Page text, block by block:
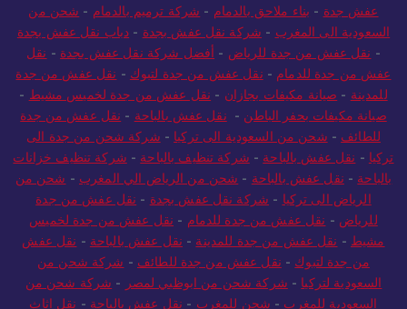
عفش جدة - بناء ملاحق بالدمام - شركة ترميم بالدمام - شحن من
السعودية الى المغرب - شركة نقل عفش بجدة - دباب نقل عفش بجدة
- نقل عفش من جدة للرياض - أفضل شركة نقل عفش بجدة - نقل
عفش من جدة للدمام - نقل عفش من جدة لتبوك - نقل عفش من جدة
للمدينة - صيانة مكيفات بجازان - نقل عفش من جدة لخميس مشيط -
صيانة مكيفات بحفر الباطن - نقل عفش بالباحة - نقل عفش من جدة
للطائف - شحن من السعودية الى تركيا - شركة شحن من جدة الى
تركيا - نقل عفش بالباحة - شركة تنظيف بالباحة - شركة تنظيف خزانات
بالباحة - نقل عفش بالباحة - شحن من الرياض الي المغرب - شحن من
الرياض الى تركيا - شركة نقل عفش بجدة - نقل عفش من جدة
للرياض - نقل عفش من جدة للدمام - نقل عفش من جدة لخميس
مشيط - نقل عفش من جدة للمدينة - نقل عفش بالباحة - نقل عفش
من جدة لتبوك - نقل عفش من جدة للطائف - شركة شحن من
السعودية لتركيا - شركة شحن من ابوظبي لمصر - شركة شحن من
السعودية للمغرب - شحن للمغرب - نقل عفش بالباحة - نقل اثاث